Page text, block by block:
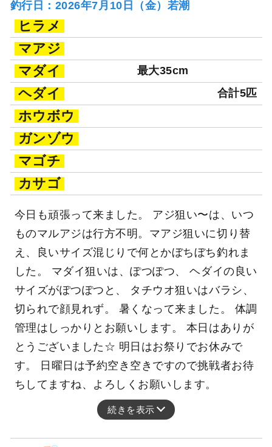
釣行日：2026年7月10日（金）若潮
ヒラメ
マアジ
マダイ
最大35cm
ヘダイ 合計5匹
ホウボウ
ガンゾウ
マゴチ
カサゴ
今日も頑張って来ました。 アジ狙い〜は、いつ
ものマルアジは行方不明。マアジ狙いに切り替
え、良いサイズ混じりで何とかぼちぼち釣れま
した。 マダイ狙いは、ぽつぽつ、 ヘダイの良い
サイズがぽつぽつと、 タチウオ狙いはバラシ、
切られで顔見れず。 暑くなって来ました。 体調
管理はしっかりとお願いします。 本日はありが
とうございました☆ 明日はお祭りでお休みで
す。 日曜日は予約空き空きですので挑戦者お待
ちしてますね、よろしくお願いします。
続きを表示